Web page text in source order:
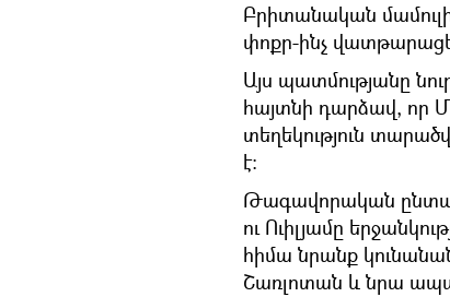
Բրիտանական
փոքր-ինչ
Այս պատմությանը
հայտնի դարձավ, որ
տեղեկություն
է։
Թագավորական
ու Ուիլյամը
հիմա նրանք
Շառլոտան և նրա